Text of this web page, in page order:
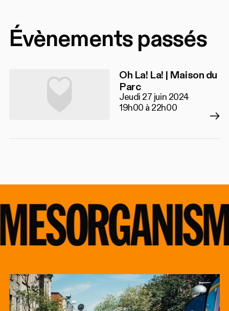
Évènements passés
Oh La! La! | Maison du
Parc
Jeudi 27 juin 2024
19h00 à 22h00